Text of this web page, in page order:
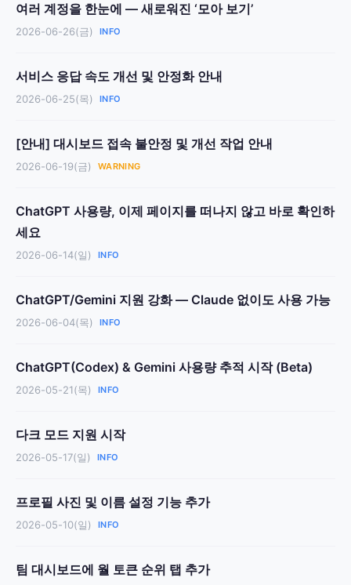
여러 계정을 한눈에 — 새로워진 ‘모아 보기’
2026-06-26(금) INFO
서비스 응답 속도 개선 및 안정화 안내
2026-06-25(목) INFO
[안내] 대시보드 접속 불안정 및 개선 작업 안내
2026-06-19(금) WARNING
ChatGPT 사용량, 이제 페이지를 떠나지 않고 바로 확인하
세요
2026-06-14(일) INFO
ChatGPT/Gemini 지원 강화 — Claude 없이도 사용 가능
2026-06-04(목) INFO
ChatGPT(Codex) & Gemini 사용량 추적 시작 (Beta)
2026-05-21(목) INFO
다크 모드 지원 시작
2026-05-17(일) INFO
프로필 사진 및 이름 설정 기능 추가
2026-05-10(일) INFO
팀 대시보드에 월 토큰 순위 탭 추가